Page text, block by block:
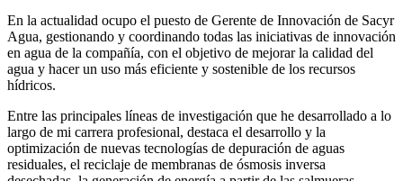
En la actualidad ocupo el puesto de Gerente de Innovación de Sacyr
Agua, gestionando y coordinando todas las iniciativas de innovación
en agua de la compañía, con el objetivo de mejorar la calidad del
agua y hacer un uso más eficiente y sostenible de los recursos
hídricos.
Entre las principales líneas de investigación que he desarrollado a lo
largo de mi carrera profesional, destaca el desarrollo y la
optimización de nuevas tecnologías de depuración de aguas
residuales, el reciclaje de membranas de ósmosis inversa